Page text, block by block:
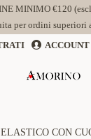
MINIMO €120
per ordini superiori
ACCOUNT
CON